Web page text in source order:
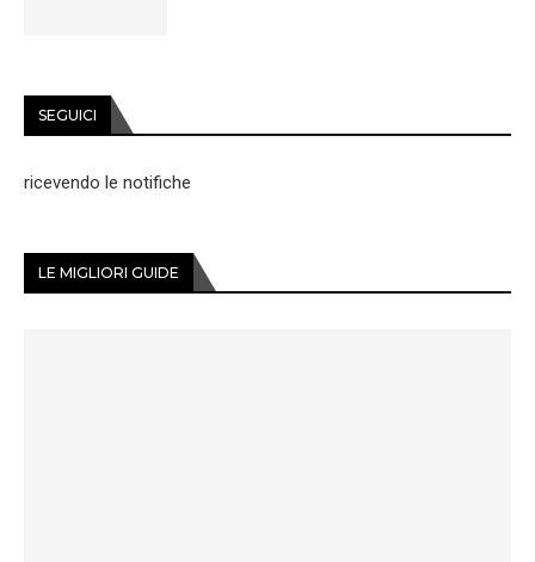
SEGUICI
ricevendo le notifiche
LE MIGLIORI GUIDE